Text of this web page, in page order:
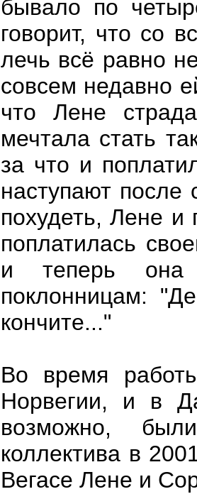
бывало по
говорит, что со
лечь всё равно
совсем недавно
что Лене
мечтала стать
за что и
наступают
похудеть, Лене
поплатилась
и теперь она
поклонницам:
кончите..."
Во время
Норвегии, и в
возможно,
коллектива в
Вегасе Лене и